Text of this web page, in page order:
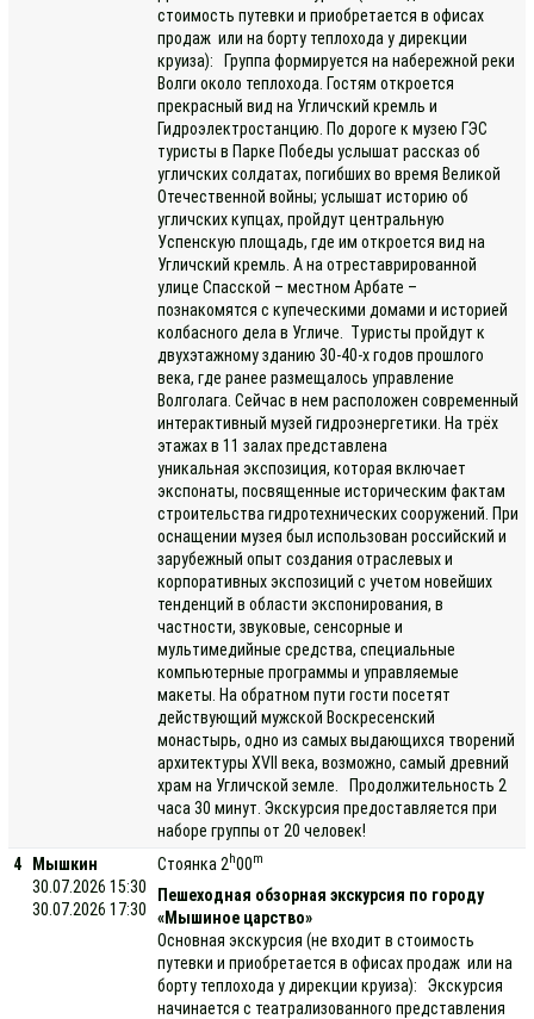
стоимость путевки и приобретается в офисах
продаж или на борту теплохода у дирекции
круиза): Группа формируется на набережной реки
Волги около теплохода. Гостям откроется
прекрасный вид на Угличский кремль и
Гидроэлектростанцию. По дороге к музею ГЭС
туристы в Парке Победы услышат рассказ об
угличских солдатах, погибших во время Великой
Отечественной войны; услышат историю об
угличских купцах, пройдут центральную
Успенскую площадь, где им откроется вид на
Угличский кремль. А на отреставрированной
улице Спасской – местном Арбате –
познакомятся с купеческими домами и историей
колбасного дела в Угличе. Туристы пройдут к
двухэтажному зданию 30-40-х годов прошлого
века, где ранее размещалось управление
Волголага. Сейчас в нем расположен современный
интерактивный музей гидроэнергетики. На трёх
этажах в 11 залах представлена
уникальная экспозиция, которая включает
экспонаты, посвященные историческим фактам
строительства гидротехнических сооружений. При
оснащении музея был использован российский и
зарубежный опыт создания отраслевых и
корпоративных экспозиций с учетом новейших
тенденций в области экспонирования, в
частности, звуковые, сенсорные и
мультимедийные средства, специальные
компьютерные программы и управляемые
макеты. На обратном пути гости посетят
действующий мужской Воскресенский
монастырь, одно из самых выдающихся творений
архитектуры XVII века, возможно, самый древний
храм на Угличской земле. Продолжительность 2
часа 30 минут. Экскурсия предоставляется при
наборе группы от 20 человек!
4
Мышкин
30.07.2026 15:30
30.07.2026 17:30
Стоянка 2 h00m
Пешеходная обзорная экскурсия по городу
«Мышиное царство»
Основная экскурсия (не входит в стоимость
путевки и приобретается в офисах продаж или на
борту теплохода у дирекции круиза): Экскурсия
начинается с театрализованного представления